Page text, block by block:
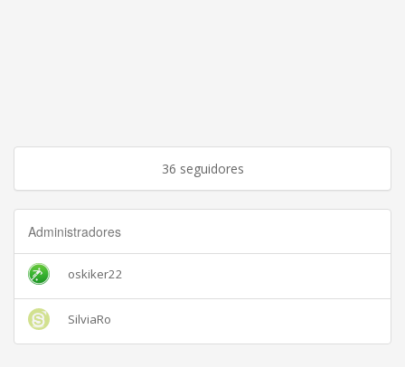
36 seguidores
Administradores
oskiker22
SilviaRo